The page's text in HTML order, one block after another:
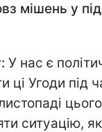
мішень у
У нас є
ці Угоди під
ситуацію,